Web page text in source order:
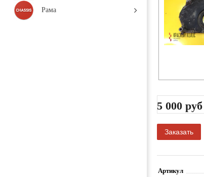
Рама
5 000 руб
Заказать
Артикул